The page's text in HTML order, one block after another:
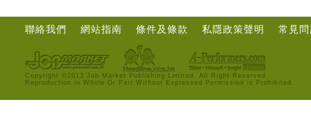
聯絡我們 網站指南 條件及條款 私隱政策聲明 常見
Copyright ©2013 Job Market Publishing Limited. All Right Reserved.
Reproduction in Whole Or Part Without Expressed Permission is Prohibited.